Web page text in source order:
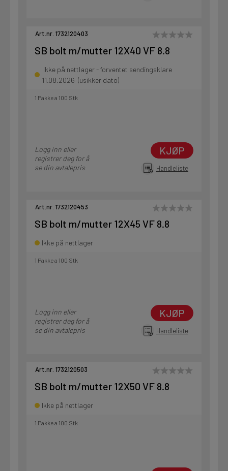
Art.nr. 1732120403
SB bolt m/mutter 12X40 VF 8.8
Ikke på nettlager - forventet sendingsklare
11.08.2026 (usikker dato)
1 Pakke a 100 Stk
Logg inn eller
registrer deg for å
se din avtalepris
KJØP
Handleliste
Art.nr. 1732120453
SB bolt m/mutter 12X45 VF 8.8
Ikke på nettlager
1 Pakke a 100 Stk
Logg inn eller
registrer deg for å
se din avtalepris
KJØP
Handleliste
Art.nr. 1732120503
SB bolt m/mutter 12X50 VF 8.8
Ikke på nettlager
1 Pakke a 100 Stk